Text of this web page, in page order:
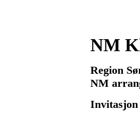
NM
Region
NM
Invitasjon